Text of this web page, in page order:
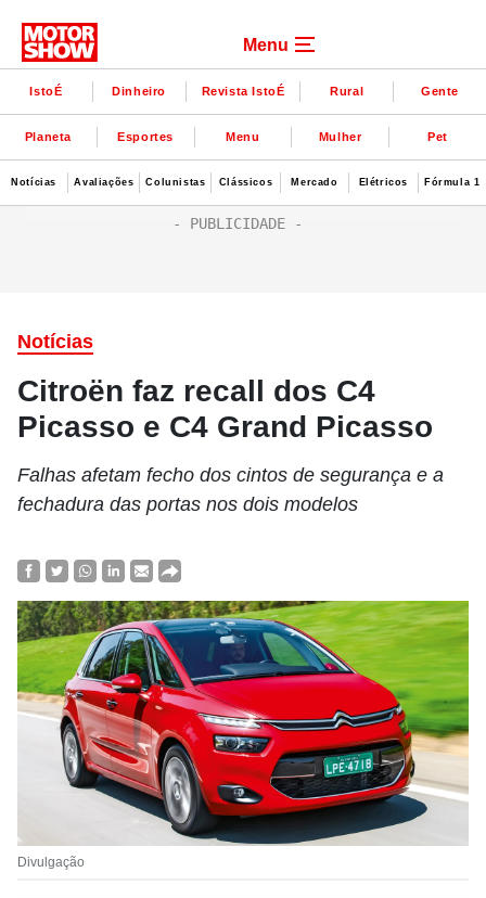
Menu
IstoÉ Dinheiro Revista IstoÉ Rural Gente
Planeta Esportes Menu Mulher Pet
Notícias Avaliações Colunistas Clássicos Mercado Elétricos Fórmula 1
Notícias
Citroën faz recall dos C4
Picasso e C4 Grand Picasso
Falhas afetam fecho dos cintos de segurança e a
fechadura das portas nos dois modelos
Divulgação